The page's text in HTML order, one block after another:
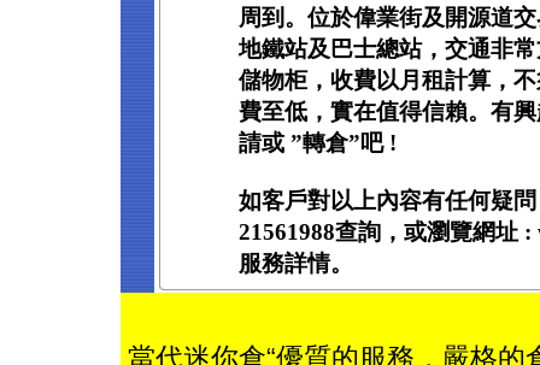
周到。位於偉業街及開源道
地鐵站及巴士總站，交通非
儲物柜，收費以月租計算，
費至低，實在值得信賴。有
請或 ”轉倉”吧 !
如客戶對以上內容有任何疑
21561988查詢，或瀏覽網址
服務詳情。
當代迷你倉“優質的服務，嚴格